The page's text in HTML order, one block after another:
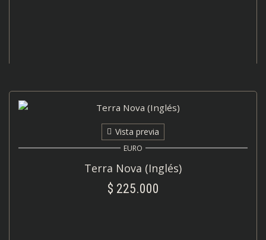
Vista previa
EURO
Terra Nova (Inglés)
$ 225.000